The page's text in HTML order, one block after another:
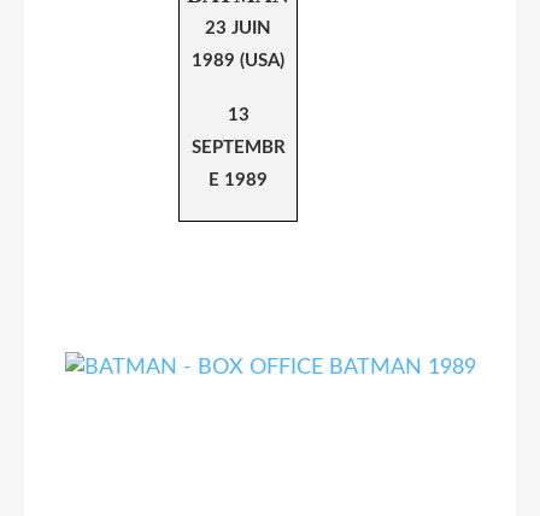
23 JUIN
1989 (USA)
13
SEPTEMBR
E 1989